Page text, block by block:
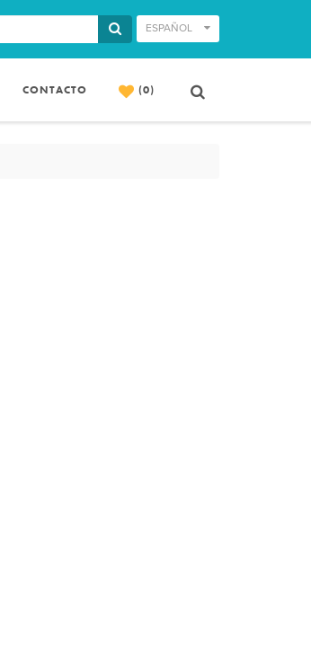
ESPAÑOL
CONTACTO (0)